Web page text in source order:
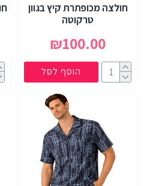
חולצה מכופתרת קיץ בגוון
טרקוטה
₪100.00
הוסף לסל